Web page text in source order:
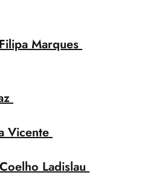
Marques
Vicente
Ladislau